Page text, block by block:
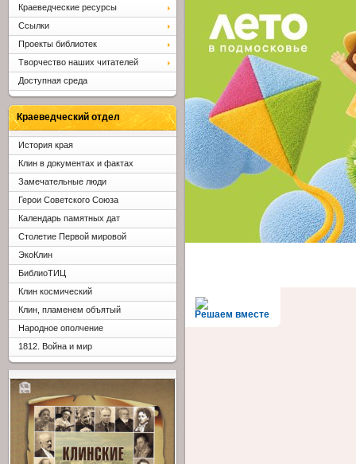
Решаем вместе
Краеведческие ресурсы
Ссылки
Проекты библиотек
Творчество наших читателей
Доступная среда
Краеведческий отдел
История края
Клин в документах и фактах
Замечательные люди
Герои Советского Союза
Календарь памятных дат
Столетие Первой мировой
ЭкоКлин
БиблиоТИЦ
Клин космический
Клин, пламенем объятый
Народное ополчение
1812. Война и мир